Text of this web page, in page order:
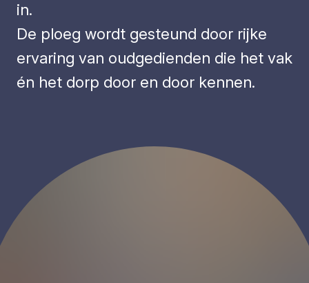
in.
De ploeg wordt gesteund door rijke
ervaring van oudgedienden die het vak
én het dorp door en door kennen.